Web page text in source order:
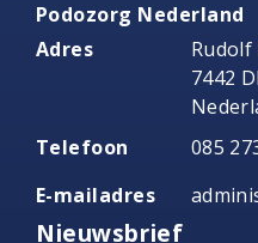
Podozorg Nederland
Adres
Rudolf
7442
Telefoon
085
E-mailadres
Nieuwsbrief